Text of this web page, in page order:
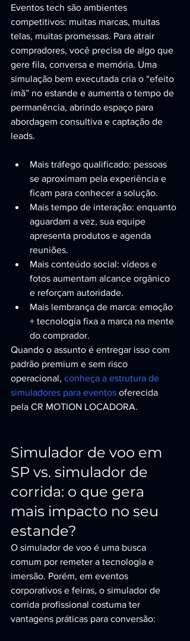
Eventos tech são ambientes
competitivos: muitas marcas, muitas
telas, muitas promessas. Para atrair
compradores, você precisa de algo que
gere fila, conversa e memória. Uma
simulação bem executada cria o “efeito
ímã” no estande e aumenta o tempo de
permanência, abrindo espaço para
abordagem consultiva e captação de
leads.
Mais tráfego qualificado: pessoas
se aproximam pela experiência e
ficam para conhecer a solução.
Mais tempo de interação: enquanto
aguardam a vez, sua equipe
apresenta produtos e agenda
reuniões.
Mais conteúdo social: vídeos e
fotos aumentam alcance orgânico
e reforçam autoridade.
Mais lembrança de marca: emoção
+ tecnologia fixa a marca na mente
do comprador.
Quando o assunto é entregar isso com
padrão premium e sem risco
operacional, conheça a estrutura de
simuladores para eventos oferecida
pela CR MOTION LOCADORA.
Simulador de voo em
SP vs. simulador de
corrida: o que gera
mais impacto no seu
estande?
O simulador de voo é uma busca
comum por remeter a tecnologia e
imersão. Porém, em eventos
corporativos e feiras, o simulador de
corrida profissional costuma ter
vantagens práticas para conversão: